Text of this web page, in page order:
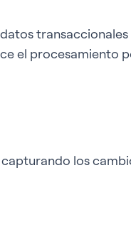
el procesamiento
los